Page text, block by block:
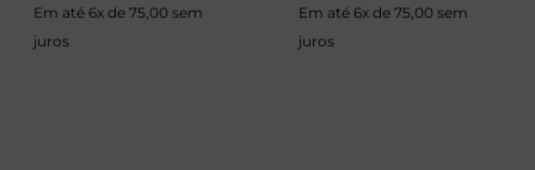
Em até 6x de 75,00 sem
juros
Em até 6x de 75,00 sem
juros